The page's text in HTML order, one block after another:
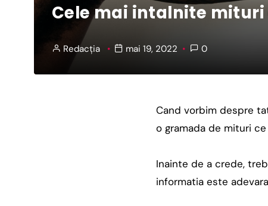
Cele mai intalnite
Redacția mai 19, 2022 0
Cand vorbim despre
o gramada de mituri
Inainte de a crede,
informatia este